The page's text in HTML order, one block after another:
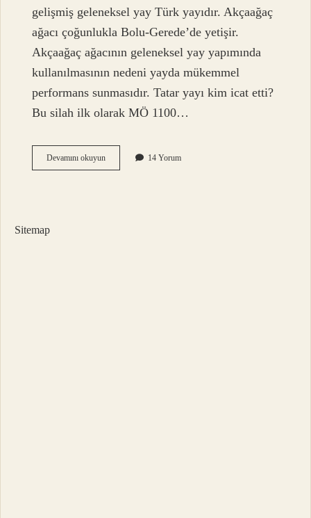
gelişmiş geleneksel yay Türk yayıdır. Akçaağaç
ağacı çoğunlukla Bolu-Gerede’de yetişir.
Akçaağaç ağacının geleneksel yay yapımında
kullanılmasının nedeni yayda mükemmel
performans sunmasıdır. Tatar yayı kim icat etti?
Bu silah ilk olarak MÖ 1100…
Devamını okuyunYayı
Kim
14 Yorum
Sitemap